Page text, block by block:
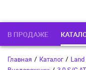
В ПРОДАЖЕ
Главная / Каталог / Land